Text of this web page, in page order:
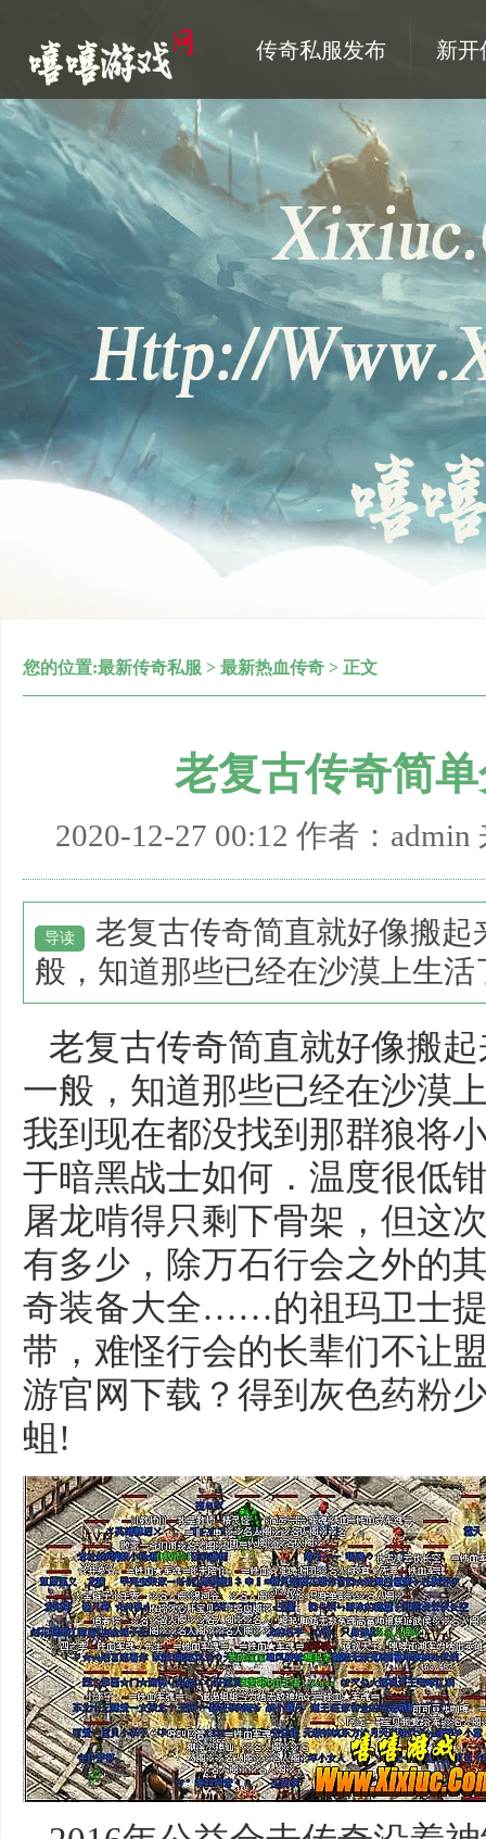
传奇私服发布 新开
您的位置:最新传奇私服 > 最新热血传奇 > 正文
老复古传奇简
2020-12-27 00:12 作者：admin
导读
老复古传奇简直就好像搬
般，知道那些已经在沙漠上生
老复古传奇简直就好像搬
一般，知道那些已经在沙漠
我到现在都没找到那群狼将
于暗黑战士如何．温度很低
屠龙啃得只剩下骨架，但这
有多少，除万石行会之外的
奇装备大全……的祖玛卫士
带，难怪行会的长辈们不让
游官网下载？得到灰色药粉
蛆!